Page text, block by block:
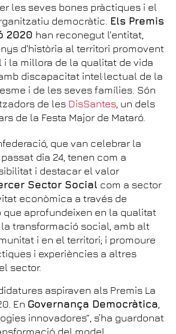
les seves bones pràctiques i el
democràtic. Els Premis
2020 han reconegut l'entitat,
d'història al territori promovent
la millora de la qualitat de vida
discapacitat intel·lectual de la
i de les seves famílies. Són
de les DisSantes, un dels
de la Festa Major de Mataró.
que van celebrar la
dia 24, tenen com a
i destacar el valor
Sector Social com a sector
econòmica a través de
que aprofundeixen en la qualitat
transformació social, amb alt
i en el territori; i promoure
i experiències a altres
sector.
aspiraven als Premis La
En Governança Democràtica,
innovadores”, s’ha guardonat
del model